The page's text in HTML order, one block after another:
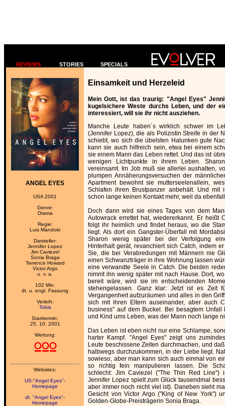
REVIEWS STORIES SPECIALS
ANGEL EYES
USA 2001
Genre:
Drama
Regie:
Luis Mandoki
Darsteller:
Jennifer Lopez
Jim Caviezel
Sonia Braga
Terrence Howard
Victor Argo
u. v. a.
102 Min.
dt. u. engl. Fassung
Verleih:
Tobis
Starttermin:
25. 10. 2001
Wertung:
Websites:
US-"Angel Eyes"-
Homepage
dt. "Angel Eyes"-
Homepage
Einsamkeit und Herzeleid
Mein Gott, ist das traurig: "Angel Eyes"
kugelsichere Weste durchs Leben, und der
interessiert, will sie ihr nicht ausziehen.
Manche Leute haben´s wirklich schwer im
(Jennifer Lopez), die als Polizistin Streife in der
schiebt, wo sich die übelsten Halunken gute
kann sie auch hilfreich sein, etwa bei einem
sie einem Mann das Leben rettet. Und das ist
wenigen Lichtpunkte in ihrem Leben.
vereinsamt. Im Job muß sie allerlei aushalten,
plumpen Annäherungsversuchen der
Apartment bewohnt sie mutterseelenallein,
Schlafen ihren Brustpanzer anbehält. Und mit
schon lange keinen Kontakt mehr, weil da
Doch dann wird sie eines Tages von dem
Autowrack errettet hat, wiedererkannt. Er heißt
folgt ihr heimlich und findet heraus, wo die
liegt. Als dort ein Gangster-Überfall mit
Sharon wenig später bei der Verfolgung
Hinterhalt gerät, revanchiert sich Catch, indem
Sie, die bei Verabredungen mit Männern nie
einen Schwanzträger in ihre Wohnung lassen
eine verwandte Seele in Catch. Die beiden
nimmt ihn wenig später mit nach Hause. Dort,
bereit wäre, wird sie im entscheidenden
stehengelassen. Ganz klar: Jetzt ist es Zeit
Vergangenheit aufzuräumen und alles in den
sich mit ihren Eltern auseinander, aber auch
business" auf dem Buckel. Bei besagtem Unfall
und Kind ums Leben, was der Mann noch lange
Das Leben ist eben nicht nur eine Schlampe,
harter Kampf. "Angel Eyes" zeigt uns
Leute beschissene Zeiten durchmachen, und
halbwegs durchzukommen, in der Liebe liegt.
sowieso, aber man kann sich auch einmal von
so richtig fein manipulieren lassen. Die
schlecht: Jim Caviezel ("The Thin Red Line")
Jennifer Lopez spielt zum Glück tausendmal
aber immer noch nicht viel ist). Daneben sieht
Gesicht von Victor Argo ("King of New York")
Golden-Globe-Preisträgerin Sonia Braga.